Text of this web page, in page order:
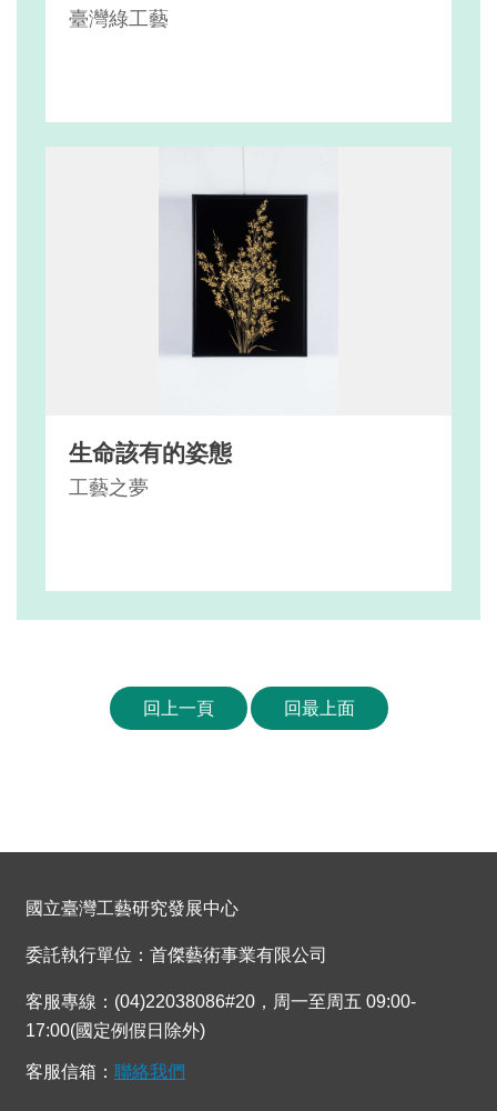
臺灣綠工藝
生命該有的姿態
工藝之夢
回上一頁 回最上面
國立臺灣工藝研究發展中心
委託執行單位：首傑藝術事業有限公司
客服專線：(04)22038086#20，周一至周五 09:00-
17:00(國定例假日除外)
客服信箱： 聯絡我們